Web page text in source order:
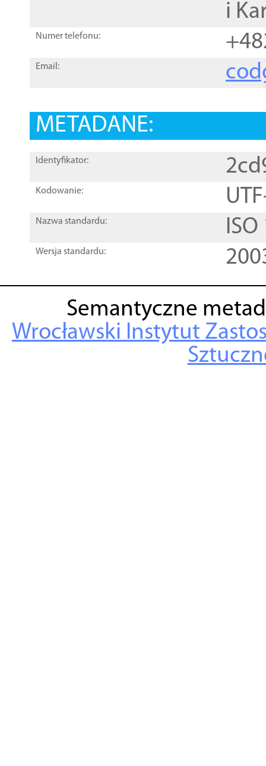
i
Numer telefonu:
Email:
METADANE:
Identyfikator:
Kodowanie:
Nazwa standardu:
Wersja standardu:
Semantyczne
Wrocławski Instytut